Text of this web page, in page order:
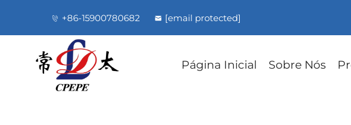
+86-15900780682 [email protected]
Página Inicial Sobre Nós